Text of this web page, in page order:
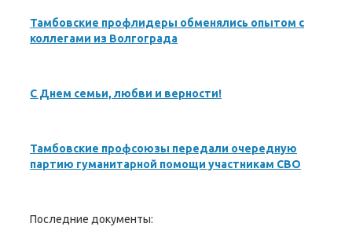
Тамбовские профлидеры обменялись опытом с
коллегами из Волгограда
С Днем семьи, любви и верности!
Тамбовские профсоюзы передали очередную
партию гуманитарной помощи участникам СВО
Последние документы: